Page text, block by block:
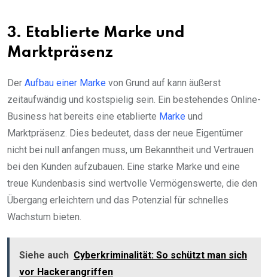
3. Etablierte Marke und
Marktpräsenz
Der Aufbau einer Marke von Grund auf kann äußerst
zeitaufwändig und kostspielig sein. Ein bestehendes Online-
Business hat bereits eine etablierte Marke und
Marktpräsenz. Dies bedeutet, dass der neue Eigentümer
nicht bei null anfangen muss, um Bekanntheit und Vertrauen
bei den Kunden aufzubauen. Eine starke Marke und eine
treue Kundenbasis sind wertvolle Vermögenswerte, die den
Übergang erleichtern und das Potenzial für schnelles
Wachstum bieten.
Siehe auch Cyberkriminalität: So schützt man sich
vor Hackerangriffen